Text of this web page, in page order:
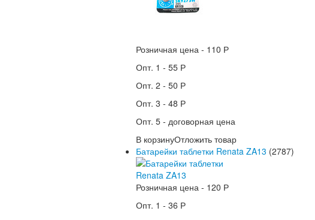
Розничная цена - 110 Р
Опт. 1 - 55 Р
Опт. 2 - 50 Р
Опт. 3 - 48 Р
Опт. 5 - договорная цена
В корзинуОтложить товар
Батарейки таблетки Renata ZA13 (2787)
Розничная цена - 120 Р
Опт. 1 - 36 Р